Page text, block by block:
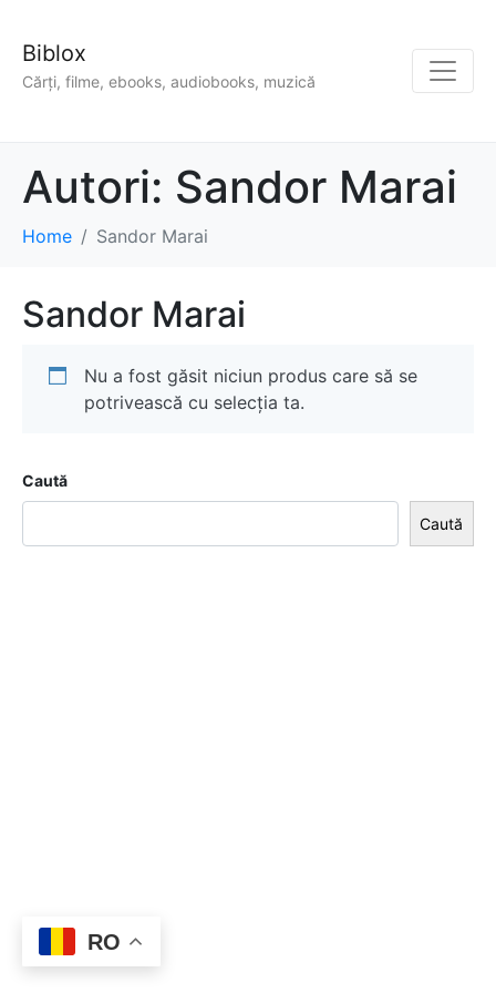
Biblox
Cărți, filme, ebooks, audiobooks, muzică
Autori: Sandor Marai
Home Sandor Marai
Sandor Marai
Nu a fost găsit niciun produs care să se
potrivească cu selecția ta.
Caută
Caută
RO